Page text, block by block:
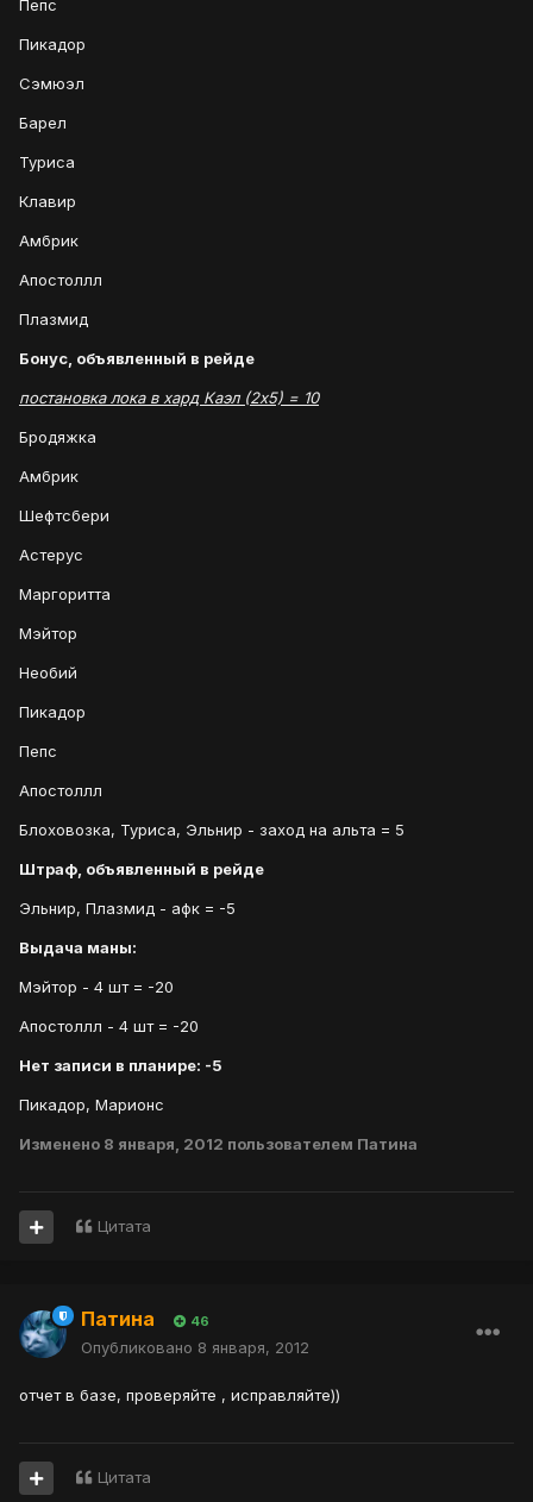
Пепс
Пикадор
Сэмюэл
Барел
Туриса
Клавир
Амбрик
Апостоллл
Плазмид
Бонус, объявленный в рейде
постановка лока в хард Каэл (2х5) = 10
Бродяжка
Амбрик
Шефтсбери
Астерус
Маргоритта
Мэйтор
Необий
Пикадор
Пепс
Апостоллл
Блоховозка, Туриса, Эльнир - заход на альта = 5
Штраф, объявленный в рейде
Эльнир, Плазмид - афк = -5
Выдача маны:
Мэйтор - 4 шт = -20
Апостоллл - 4 шт = -20
Нет записи в планире: -5
Пикадор, Марионс
Изменено 8 января, 2012 пользователем Патина
Цитата
Патина 46
Опубликовано 8 января, 2012
отчет в базе, проверяйте , исправляйте))
Цитата